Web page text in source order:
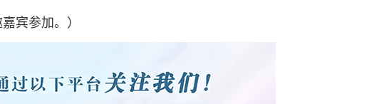
宾参加。）